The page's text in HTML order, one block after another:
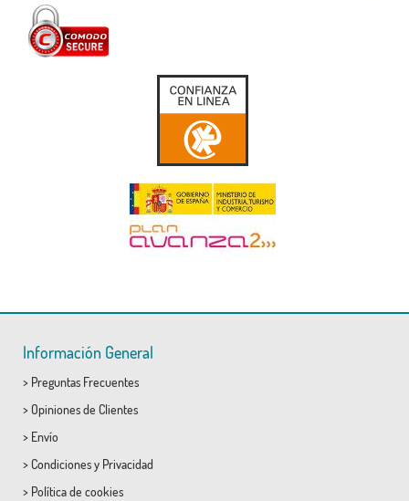
Información General
> Preguntas Frecuentes
> Opiniones de Clientes
> Envío
> Condicionesy Privacidad
> Política de cookies